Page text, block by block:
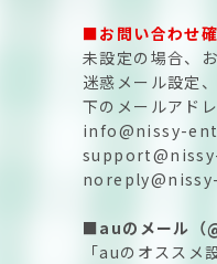
■お問い合わせ
未設定の場合、
迷惑メール設定
下のメールアド
info@nissy-
■auのメール
「auのオスス